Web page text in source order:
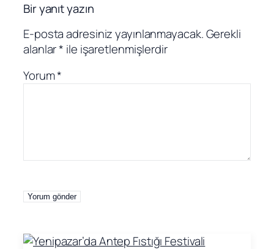
Bir yanıt yazın
E-posta adresiniz yayınlanmayacak.Gerekli
alanlar* ile işaretlenmişlerdir
Yorum*